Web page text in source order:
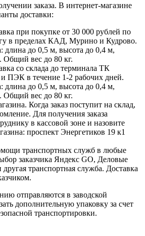
заказа. В интернет-магазине
доставки:
при покупке от 30 000 рублей по
в пределах КАД, Мурино и Кудрово.
длина до 0,5 м, высота до 0,4 м,
вес до 80 кг.
со склада до терминала ТК
ПЭК в течение 1-2 рабочих дней.
длина до 0,5 м, высота до 0,4 м,
вес до 80 кг.
Когда заказ поступит на склад,
Для получения заказа
в кассовой зоне и назовите
проспект Энергетиков 19 к1
транспортных служб в любые
заказчика Яндекс GO, Деловые
транспортная служба. Доставка
отправляются в заводской
дополнительную упаковку за счет
транспортировки.